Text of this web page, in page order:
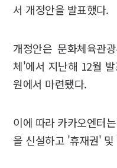
서 개정안을 발표했다.
개정안은 문화체육관
체'에서 지난해 12월
원에서 마련됐다.
이에 따라 카카오엔터
을 신설하고 '휴재권'